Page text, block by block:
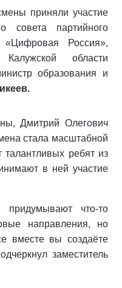
приняли участие
совета партийного
Россия»,
Калужской области
образования и
Дмитрий Олегович
стала масштабной
талантливых ребят из
в ней участие
придумывают что-то
направления, но
вместе вы создаёте
заместитель